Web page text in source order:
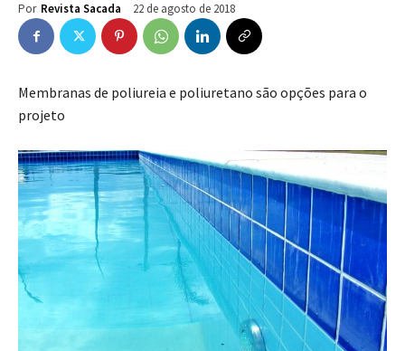
Por Revista Sacada 22 de agosto de 2018
Membranas de poliureia e poliuretano são opções para o
projeto